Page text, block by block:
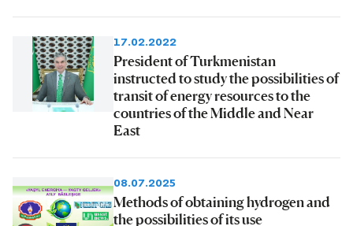
örtükleri we beýleki zerur bolup biljek
ätiýaçlyk lukmançylyk serişdeleridir
däri-dermanlar bilen üpjün edildi.
Halkymyzyň saglygyny goramakda
agyz-burun örtüklerini ulanmagyň
ähmiýeti barada wagyz-nesihat işleri
17.02.2022
President of Turkmenistan
instructed to study the possibilities of
transit of energy resources to the
countries of the Middle and Near
East
08.07.2025
Methods of obtaining hydrogen and
the possibilities of its use